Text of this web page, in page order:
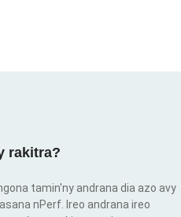
rakitra?
tamin'ny andrana dia azo avy
nPerf. Ireo andrana ireo